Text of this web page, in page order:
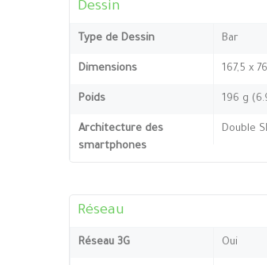
Dessin
Type de Dessin Bar
Dimensions 167,5 x
Poids 196 g
Architecture des
smartphones
Double
Réseau
Réseau 3G Oui